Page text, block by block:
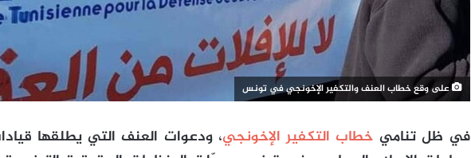
على وقع خطاب العنف والتكفير الإخونجي في تونس
في ظل تنامي خطاب التكفير الإخونجي، ودعوات العنف التي يطلقها